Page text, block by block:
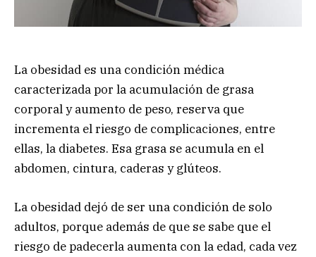
La obesidad es una condición médica
caracterizada por la acumulación de grasa
corporal y aumento de peso, reserva que
incrementa el riesgo de complicaciones, entre
ellas, la diabetes. Esa grasa se acumula en el
abdomen, cintura, caderas y glúteos.
La obesidad dejó de ser una condición de solo
adultos, porque además de que se sabe que el
riesgo de padecerla aumenta con la edad, cada vez